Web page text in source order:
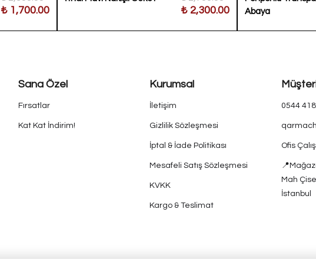
₺ 1,700.00 ₺ 2,300.00
Abaya
Sana Özel
Fırsatlar
Kat Kat İndirim!
Kurumsal
İletişim
Gizlilik Sözleşmesi
İptal & İade Politikası
Mesafeli Satış Sözleşmesi
KVKK
Kargo & Teslimat
0544
Ofis
Mah
İstanbul